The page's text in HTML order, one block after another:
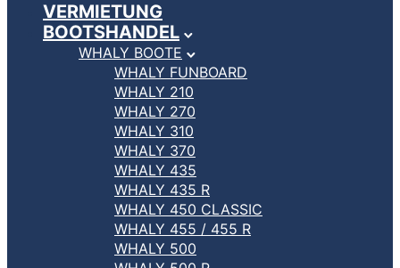
VERMIETUNG
BOOTSHANDEL
WHALY BOOTE
WHALY FUNBOARD
WHALY 210
WHALY 270
WHALY 310
WHALY 370
WHALY 435
WHALY 435 R
WHALY 450 CLASSIC
WHALY 455 / 455 R
WHALY 500